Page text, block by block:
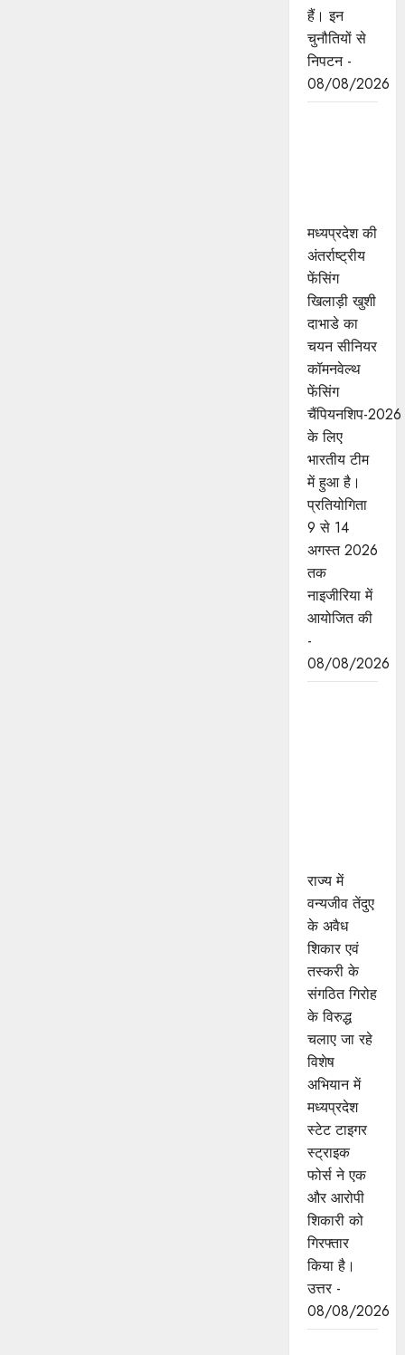
हैं। इन
चुनौतियों से
निपटन -
08/08/2026
मध्यप्रदेश की
अंतर्राष्ट्रीय
फेंसिंग
खिलाड़ी खुशी
दाभाडे का
चयन सीनियर
कॉमनवेल्थ
फेंसिंग
चैंपियनशिप-2026
के लिए
भारतीय टीम
में हुआ है।
प्रतियोगिता
9 से 14
अगस्त 2026
तक
नाइजीरिया में
आयोजित की
-
08/08/2026
राज्य में
वन्यजीव तेंदुए
के अवैध
शिकार एवं
तस्करी के
संगठित गिरोह
के विरुद्ध
चलाए जा रहे
विशेष
अभियान में
मध्यप्रदेश
स्टेट टाइगर
स्ट्राइक
फोर्स ने एक
और आरोपी
शिकारी को
गिरफ्तार
किया है।
उत्तर -
08/08/2026